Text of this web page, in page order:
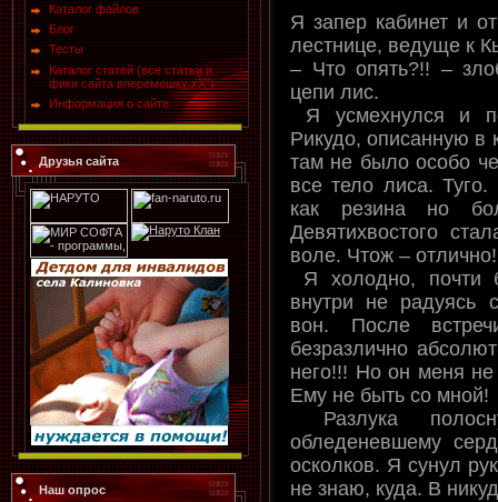
Каталог файлов
Блог
Тесты
Каталог статей (все статьи и
фики сайта вперемешку хХ")
Информация о сайте
Друзья сайта
Наш опрос
Я запер кабинет и
лестнице, ведуще к
– Что опять?!! –
цепи лис.
Я усмехнулся и
Рикудо, описанную в
там не было особо
все тело лиса.
как резина но
Девятихвостого
воле. Чтож – отлично!
Я холодно, почти
внутри не радуясь
вон. После
безразлично
него!!! Но он меня
Ему не быть со мной!
Разлука
обледеневшему
осколков. Я сунул
не знаю, куда. В